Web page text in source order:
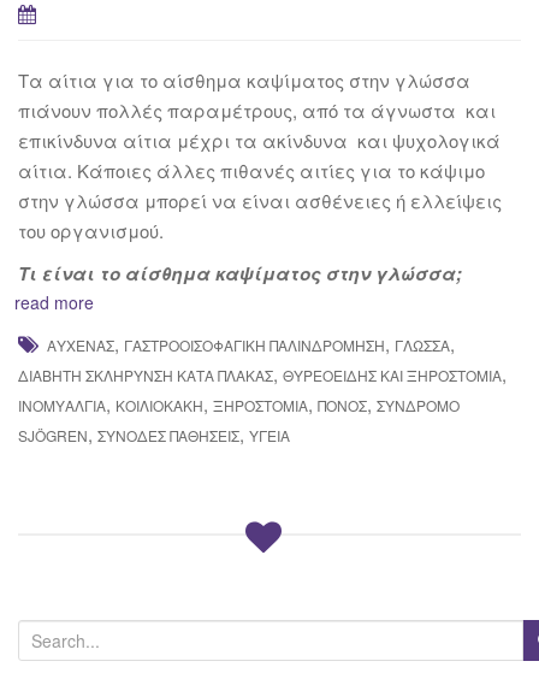
Τα αίτια για το αίσθημα καψίματος στην γλώσσα
πιάνουν πολλές παραμέτρους, από τα άγνωστα και
επικίνδυνα αίτια μέχρι τα ακίνδυνα και ψυχολογικά
αίτια. Κάποιες άλλες πιθανές αιτίες για το κάψιμο
στην γλώσσα μπορεί να είναι ασθένειες ή ελλείψεις
του οργανισμού.
Τι είναι το αίσθημα καψίματος στην γλώσσα;
read more
ΑΥΧΈΝΑΣ, ΓΑΣΤΡΟΟΙΣΟΦΑΓΙΚΉ ΠΑΛΙΝΔΡΌΜΗΣΗ, ΓΛΏΣΣΑ,
ΔΙΑΒΉΤΗ ΣΚΛΉΡΥΝΣΗ ΚΑΤΆ ΠΛΆΚΑΣ, ΘΥΡΕΟΕΙΔΉΣ ΚΑΙ ΞΗΡΟΣΤΟΜΊΑ,
ΙΝΟΜΥΑΛΓΊΑ, ΚΟΙΛΙΟΚΆΚΗ, ΞΗΡΟΣΤΟΜΊΑ, ΠΌΝΟΣ, ΣΎΝΔΡΟΜΟ
SJÖGREN, ΣΥΝΟΔΈΣ ΠΑΘΉΣΕΙΣ, ΥΓΕΊΑ
e